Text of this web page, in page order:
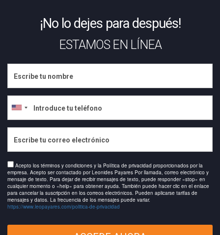
¡No lo dejes para después!
ESTAMOS EN LÍNEA
Acepto los términos y condiciones y la Política de privacidad proporcionados por la
empresa. Acepto ser contactado por Leonides Payares Por llamada, correo electrónico y
mensaje de texto. Para dejar de recibir mensajes de texto, puede responder «stop» en
cualquier momento o «help» para obtener ayuda. También puede hacer clic en el enlace
para cancelar la suscripción en los correos electrónicos. Pueden aplicarse tarifas de
mensajes y datos. La frecuencia de los mensajes puede variar.
https://www.leopayares.com/politica-de-privacidad